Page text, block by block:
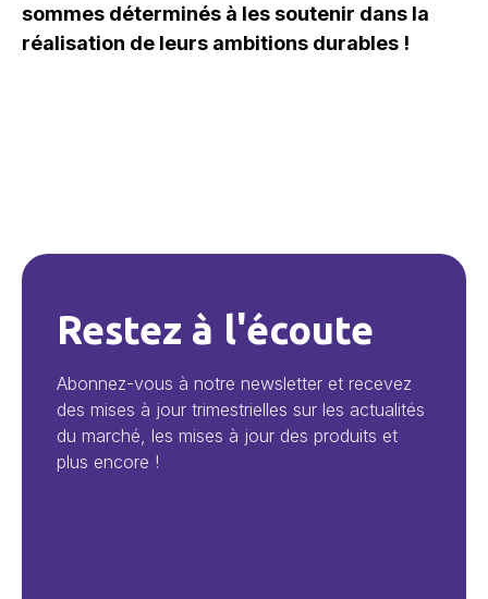
sommes déterminés à les soutenir dans la
réalisation de leurs ambitions durables !
Restez à l'écoute
Abonnez-vous à notre newsletter et recevez
des mises à jour trimestrielles sur les actualités
du marché, les mises à jour des produits et
plus encore !